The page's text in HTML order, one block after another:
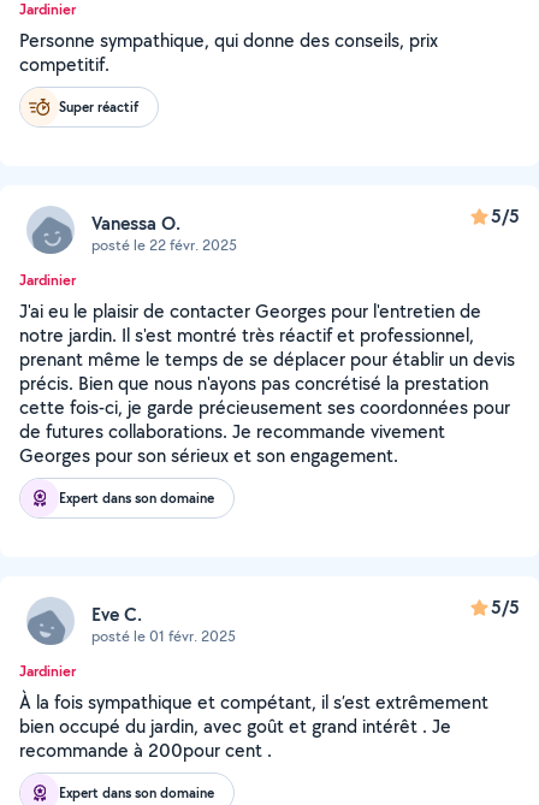
Jardinier
Personne sympathique, qui donne des conseils, prix
competitif.
Super réactif
Vanessa O.
posté le 22 févr. 2025
5/5
Jardinier
J'ai eu le plaisir de contacter Georges pour l'entretien de
notre jardin. Il s'est montré très réactif et professionnel,
prenant même le temps de se déplacer pour établir un devis
précis. Bien que nous n'ayons pas concrétisé la prestation
cette fois-ci, je garde précieusement ses coordonnées pour
de futures collaborations. Je recommande vivement
Georges pour son sérieux et son engagement.
Expert dans son domaine
Eve C.
posté le 01 févr. 2025
5/5
Jardinier
À la fois sympathique et compétant, il s’est extrêmement
bien occupé du jardin, avec goût et grand intérêt . Je
recommande à 200pour cent .
Expert dans son domaine